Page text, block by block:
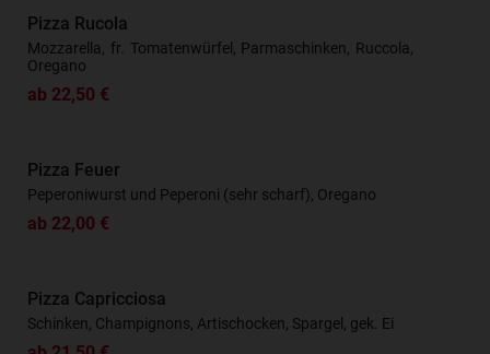
Pizza Rucola
Mozzarella, fr. Tomatenwürfel, Parmaschinken, Ruccola,
Oregano
ab 22,50 €
Pizza Feuer
Peperoniwurst und Peperoni (sehr scharf), Oregano
ab 22,00 €
Pizza Capricciosa
Schinken, Champignons, Artischocken, Spargel, gek. Ei